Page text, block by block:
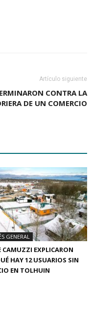
Artículo siguiente
CONTRA LA
DE UN COMERCIO
GENERAL
CAMUZZI EXPLICARON
HAY 12 USUARIOS SIN
EN TOLHUIN